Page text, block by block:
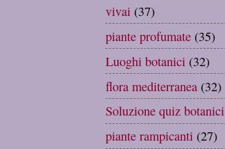
vivai (37)
piante profumate (35)
Luoghi botanici (32)
flora mediterranea (32)
Soluzione quiz botanici
piante rampicanti (27)